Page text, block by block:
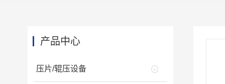
产品中心
压片/辊压设备